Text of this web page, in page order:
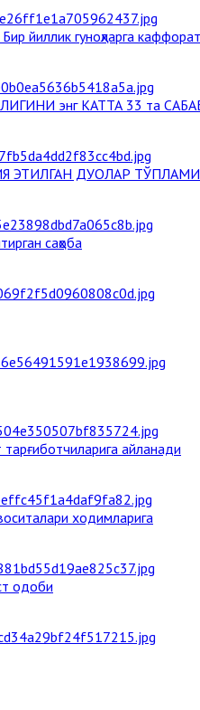
йиллик гуноҳларга
энг КАТТА 33 та
ЭТИЛГАН ДУОЛАР ТЎПЛАМИ
саҳоба
айланади
ходимларига
одоби